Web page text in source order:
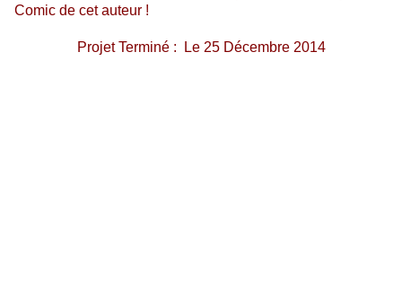
Comic de cet auteur !
Projet Terminé : Le 25 Décembre 2014